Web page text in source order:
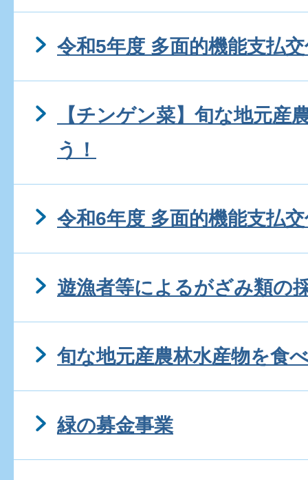
令和5年度 多面的機能支払
【チンゲン菜】旬な地元産
う！
令和6年度 多面的機能支払
遊漁者等によるがざみ類の
旬な地元産農林水産物を食
緑の募金事業